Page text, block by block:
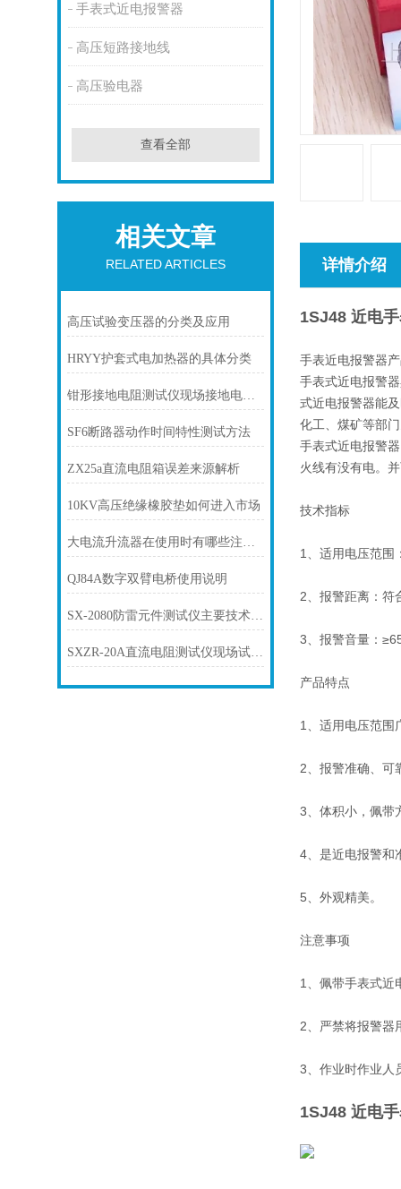
手表式近电报警器
高压短路接地线
高压验电器
查看全部
相关文章
RELATED ARTICLES
高压试验变压器的分类及应用
HRYY护套式电加热器的具体分类
钳形接地电阻测试仪现场接地电阻测试应用
SF6断路器动作时间特性测试方法
ZX25a直流电阻箱误差来源解析
10KV高压绝缘橡胶垫如何进入市场
大电流升流器在使用时有哪些注意事项
QJ84A数字双臂电桥使用说明
SX-2080防雷元件测试仪主要技术指标
SXZR-20A直流电阻测试仪现场试验方法
详情介绍
1SJ48 近电
手表近电报警器
手表式近电报警
式近电报警器能
化工、煤矿等部
手表式近电报警
火线有没有电。
技术指标
1、适用电压范围
2、报警距离：符
3、报警音量：
产品特点
1、适用电压范围
2、报警准确、可
3、体积小，佩带
4、是近电报警和
5、外观精美。
注意事项
1、佩带手表式近
2、严禁将报警器
3、作业时作业人
1SJ48 近电